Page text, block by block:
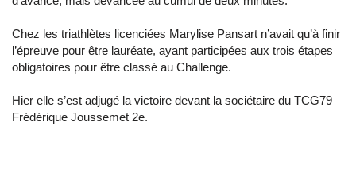
Chez les triathlètes licenciées Marylise Pansart n’avait qu’à finir
l’épreuve pour être lauréate, ayant participées aux trois étapes
obligatoires pour être classé au Challenge.
Hier elle s’est adjugé la victoire devant la sociétaire du TCG79
Frédérique Joussemet 2e.